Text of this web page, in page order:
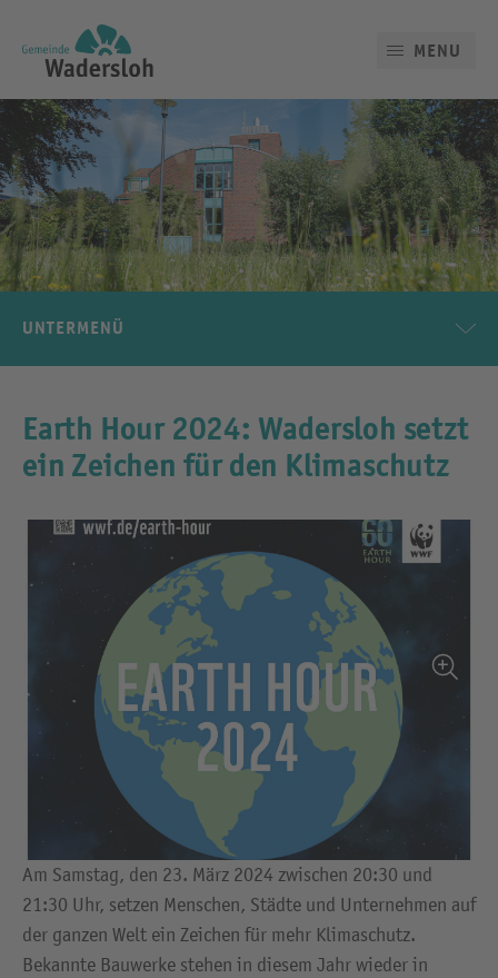
MENU
UNTERMENÜ
Earth Hour 2024: Wadersloh setzt
ein Zeichen für den Klimaschutz
Am Samstag, den 23. März 2024 zwischen 20:30 und
21:30 Uhr, setzen Menschen, Städte und Unternehmen auf
der ganzen Welt ein Zeichen für mehr Klimaschutz.
Bekannte Bauwerke stehen in diesem Jahr wieder in